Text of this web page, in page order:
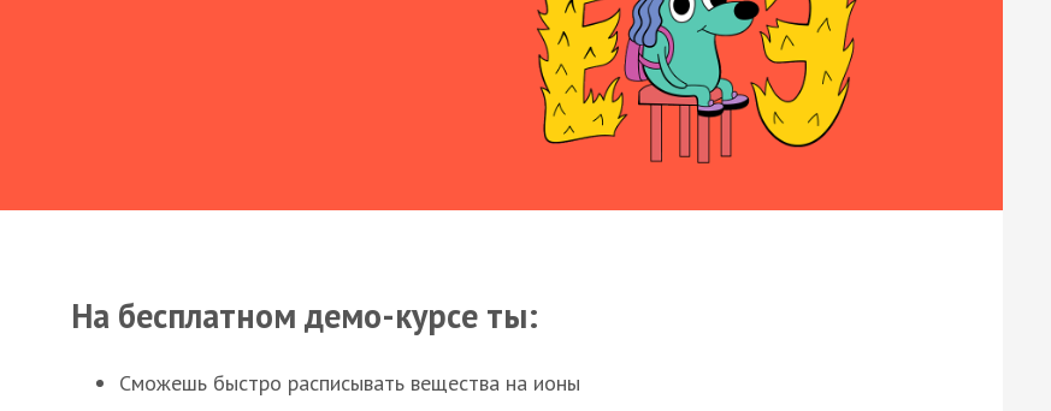
На бесплатном демо-курсе ты:
Сможешь быстро расписывать вещества на ионы